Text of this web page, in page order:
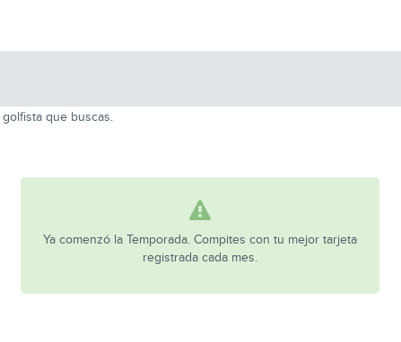
que buscas.
Ya comenzó la Temporada. Compites con tu mejor tarjeta
registrada cada mes.